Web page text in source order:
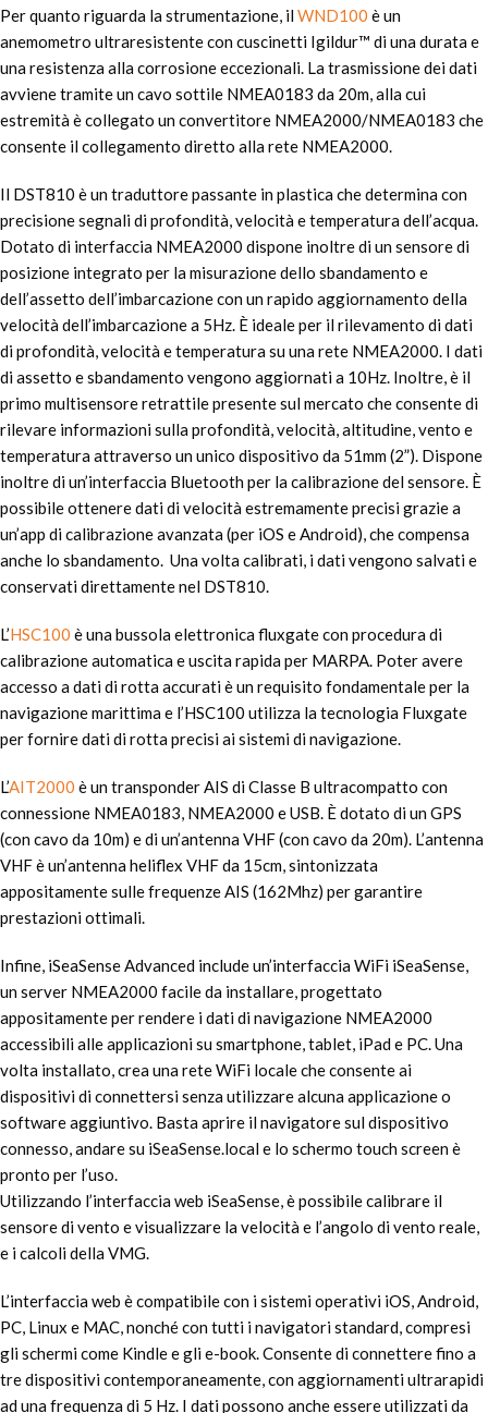
Per quanto riguarda la strumentazione, ilWND100 è un
anemometro ultraresistente con cuscinetti Igildur™ di una durata e
una resistenza alla corrosione eccezionali. La trasmissione dei dati
avviene tramite un cavo sottile NMEA0183 da 20m, alla cui
estremità è collegato un convertitore NMEA2000/NMEA0183 che
consente il collegamento diretto alla rete NMEA2000.
Il DST810 è un traduttore passante in plastica che determina con
precisione segnali di profondità, velocità e temperatura dell’acqua.
Dotato di interfaccia NMEA2000 dispone inoltre di un sensore di
posizione integrato per la misurazione dello sbandamento e
dell’assetto dell’imbarcazione con un rapido aggiornamento della
velocità dell’imbarcazione a 5Hz. È ideale per il rilevamento di dati
di profondità, velocità e temperatura su una rete NMEA2000. I dati
di assetto e sbandamento vengono aggiornati a 10Hz. Inoltre, è il
primo multisensore retrattile presente sul mercato che consente di
rilevare informazioni sulla profondità, velocità, altitudine, vento e
temperatura attraverso un unico dispositivo da 51mm (2”). Dispone
inoltre di un’interfaccia Bluetooth per la calibrazione del sensore. È
possibile ottenere dati di velocità estremamente precisi grazie a
un’app di calibrazione avanzata (per iOS e Android), che compensa
anche lo sbandamento. Una volta calibrati, i dati vengono salvati e
conservati direttamente nel DST810.
L’HSC100 è una bussola elettronica fluxgate con procedura di
calibrazione automatica e uscita rapida per MARPA. Poter avere
accesso a dati di rotta accurati è un requisito fondamentale per la
navigazione marittima e l’HSC100 utilizza la tecnologia Fluxgate
per fornire dati di rotta precisi ai sistemi di navigazione.
L’AIT2000 è un transponder AIS di Classe B ultracompatto con
connessione NMEA0183, NMEA2000 e USB. È dotato di un GPS
(con cavo da 10m) e di un’antenna VHF (con cavo da 20m). L’antenna
VHF è un’antenna heliflex VHF da 15cm, sintonizzata
appositamente sulle frequenze AIS (162Mhz) per garantire
prestazioni ottimali.
Infine, iSeaSense Advanced include un’interfaccia WiFi iSeaSense,
un server NMEA2000 facile da installare, progettato
appositamente per rendere i dati di navigazione NMEA2000
accessibili alle applicazioni su smartphone, tablet, iPad e PC. Una
volta installato, crea una rete WiFi locale che consente ai
dispositivi di connettersi senza utilizzare alcuna applicazione o
software aggiuntivo. Basta aprire il navigatore sul dispositivo
connesso, andare su iSeaSense.local e lo schermo touch screen è
pronto per l’uso.
Utilizzando l’interfaccia web iSeaSense, è possibile calibrare il
sensore di vento e visualizzare la velocità e l’angolo di vento reale,
e i calcoli della VMG.
L’interfaccia web è compatibile con i sistemi operativi iOS, Android,
PC, Linux e MAC, nonché con tutti i navigatori standard, compresi
gli schermi come Kindle e gli e-book. Consente di connettere fino a
tre dispositivi contemporaneamente, con aggiornamenti ultrarapidi
ad una frequenza di 5 Hz. I dati possono anche essere utilizzati da